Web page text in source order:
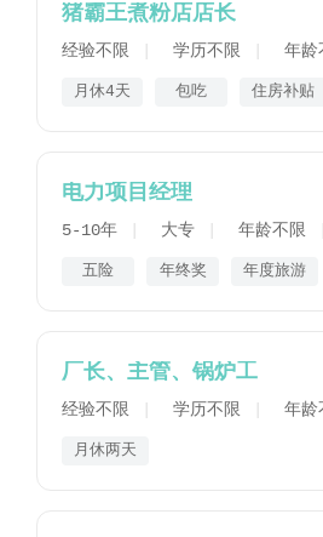
猪霸王煮粉店店长
经验不限 学历不限 年龄
月休4天 包吃 住房补贴
电力项目经理
5-10年 大专 年龄不限
五险 年终奖 年度旅游
厂长、主管、锅炉工
经验不限 学历不限 年龄
月休两天